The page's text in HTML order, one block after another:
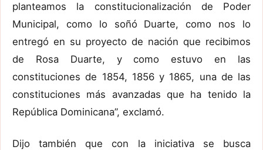
planteamos la constitucionalización de Poder
Municipal, como lo soñó Duarte, como nos lo
entregó en su proyecto de nación que recibimos
de Rosa Duarte, y como estuvo en las
constituciones de 1854, 1856 y 1865, una de las
constituciones más avanzadas que ha tenido la
República Dominicana”, exclamó.
Dijo también que con la iniciativa se busca